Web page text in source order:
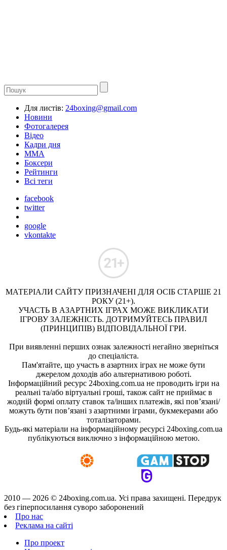
Для листів: 24boxing@gmail.com
Новини
Фотогалерея
Відео
Кадри дня
ММА
Боксери
Рейтинги
Всі теги
facebook
twitter
google
vkontakte
МАТЕРІАЛИ САЙТУ ПРИЗНАЧЕНІ ДЛЯ ОСІБ СТАРШЕ 21
РОКУ (21+).
УЧАСТЬ В АЗАРТНИХ ІГРАХ МОЖЕ ВИКЛИКАТИ
ІГРОВУ ЗАЛЕЖНІСТЬ. ДОТРИМУЙТЕСЬ ПРАВИЛ
(ПРИНЦИПІВ) ВІДПОВІДАЛЬНОЇ ГРИ.
При виявленні перших ознак залежності негайно зверніться
до спеціаліста.
Пам'ятайте, що участь в азартних іграх не може бути
джерелом доходів або альтернативою роботі.
Інформаційний ресурс 24boxing.com.ua не проводить ігри на
реальні та/або віртуальні гроші, також сайт не приймає в
жодній формі оплату ставок та/інших платежів, які пов’язані/
можуть бути пов’язані з азартними іграми, букмекерами або
тоталізаторами.
Будь-які матеріали на інформаційному ресурсі 24boxing.com.ua
публікуються виключно з інформаційною метою.
2010 — 2026 © 24boxing.com.ua. Усi права захищенi. Передрук
без гіперпосилання суворо заборонений
Про нас
Реклама на сайті
Про проект